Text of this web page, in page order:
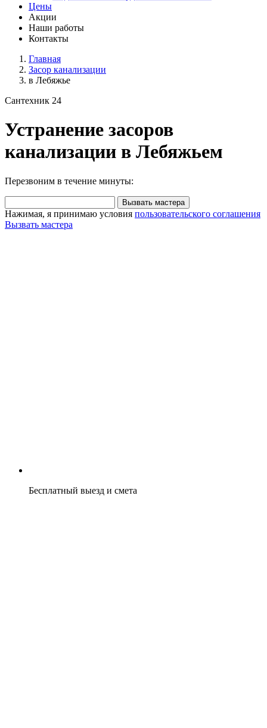
Цены
Акции
Наши работы
Контакты
Главная
Засор канализации
в Лебяжье
Сантехник 24
Устранение засоров
канализации в Лебяжьем
Перезвоним в течение минуты:
Вызвать мастера
Нажимая, я принимаю условия пользовательского соглашения
Вызвать мастера
Бесплатный выезд и смета